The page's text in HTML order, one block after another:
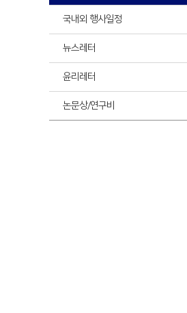
국내외 행사일정
뉴스레터
윤리레터
논문상/연구비